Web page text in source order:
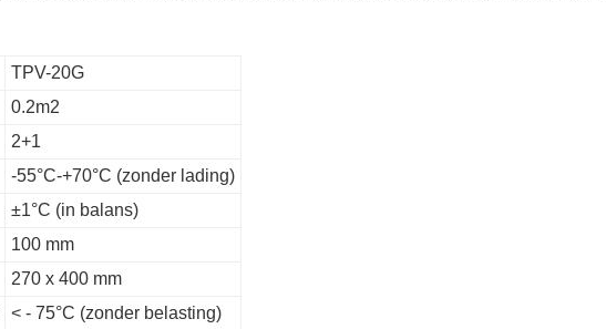
TPV-20G
0.2m2
2+1
-55°C-+70°C (zonder lading)
±1°C (in balans)
100 mm
270 x 400 mm
< - 75°C (zonder belasting)